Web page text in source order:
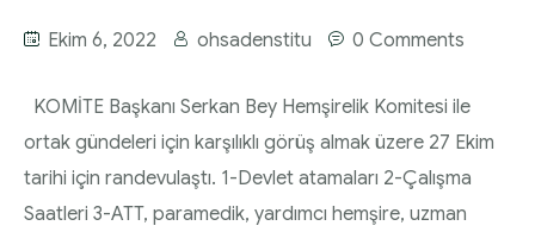
Ekim 6, 2022 ohsadenstitu 0 Comments
KOMİTE Başkanı Serkan Bey Hemşirelik Komitesi ile
ortak gündeleri için karşılıklı görüş almak üzere 27 Ekim
tarihi için randevulaştı. 1-Devlet atamaları 2-Çalışma
Saatleri 3-ATT, paramedik, yardımcı hemşire, uzman